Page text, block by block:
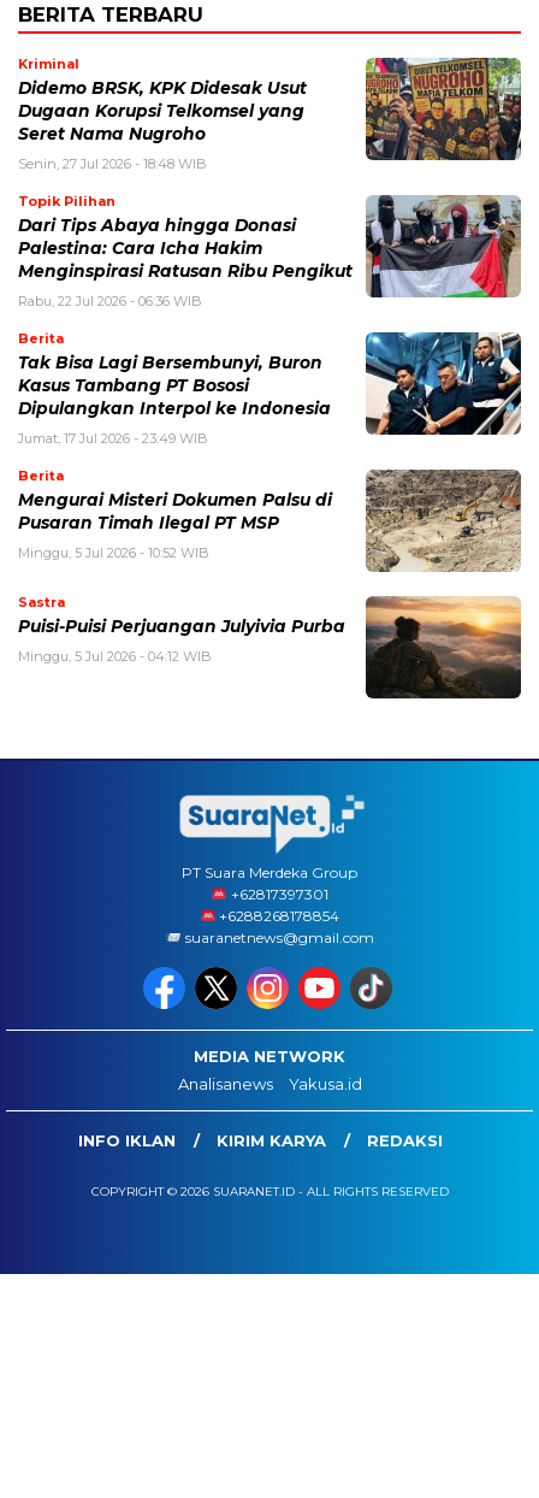
BERITA TERBARU
Kriminal
Didemo BRSK, KPK Didesak Usut
Dugaan Korupsi Telkomsel yang
Seret Nama Nugroho
Senin, 27 Jul 2026 - 18:48 WIB
Topik Pilihan
Dari Tips Abaya hingga Donasi
Palestina: Cara Icha Hakim
Menginspirasi Ratusan Ribu Pengikut
Rabu, 22 Jul 2026 - 06:36 WIB
Berita
Tak Bisa Lagi Bersembunyi, Buron
Kasus Tambang PT Bososi
Dipulangkan Interpol ke Indonesia
Jumat, 17 Jul 2026 - 23:49 WIB
Berita
Mengurai Misteri Dokumen Palsu di
Pusaran Timah Ilegal PT MSP
Minggu, 5 Jul 2026 - 10:52 WIB
Sastra
Puisi-Puisi Perjuangan Julyivia Purba
Minggu, 5 Jul 2026 - 04:12 WIB
PT Suara Merdeka Group
‪+62817397301
+6288268178854
suaranetnews@gmail.com
MEDIA NETWORK
Analisanews
Yakusa.id
INFO IKLAN KIRIM KARYA REDAKSI
COPYRIGHT © 2026 SUARANET.ID - ALL RIGHTS RESERVED